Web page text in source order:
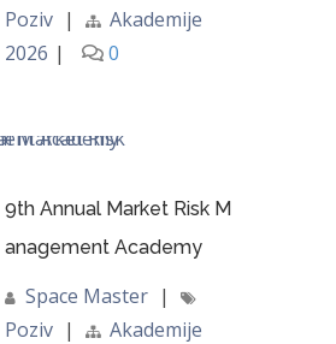
Poziv |
Akademije
2026 | 0
9th Annual Market Risk M
anagement Academy
Space Master |
Poziv |
Akademije